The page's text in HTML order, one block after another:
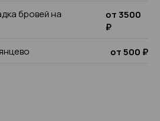
бровей на
от 3500
₽
от 500 ₽